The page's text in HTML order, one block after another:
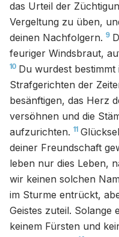
das Urteil der
Vergeltung zu üben,
deinen Nachfolgern. 9
feuriger Windsbraut,
10 Du wurdest
Strafgerichten der
besänftigen, das Herz
versöhnen und die
aufzurichten. 11
deiner Freundschaft
leben nur dies Leben,
wir keinen solchen
im Sturme entrückt,
Geistes zuteil.
keinem Fürsten und